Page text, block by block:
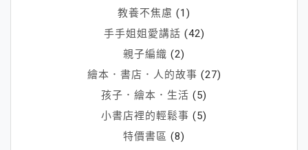
教養不焦慮 (1)
手手姐姐愛講話 (42)
親子編織 (2)
繪本．書店．人的故事 (27)
孩子．繪本．生活 (5)
小書店裡的輕鬆事 (5)
特價書區 (8)